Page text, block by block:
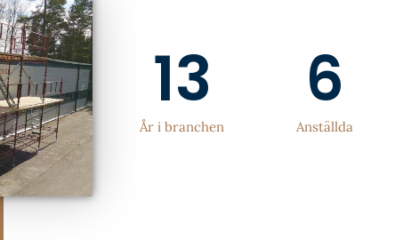
År i branchen
13
Anställda
6